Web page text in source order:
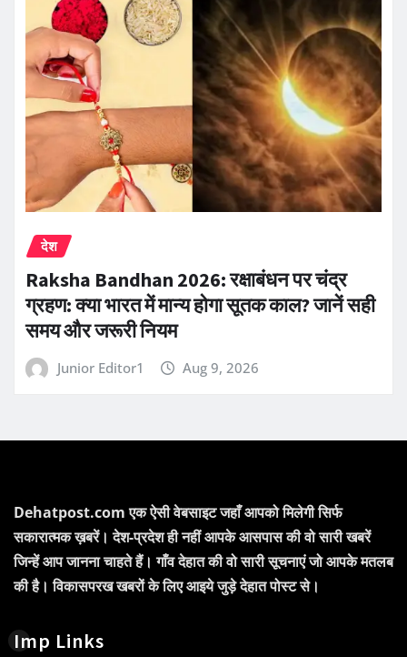
देश
Raksha Bandhan 2026: रक्षाबंधन पर चंद्र
ग्रहण: क्या भारत में मान्य होगा सूतक काल? जानें सही
समय और जरूरी नियम
Junior Editor1 Aug 9, 2026
Dehatpost.com एक ऐसी वेबसाइट जहाँ आपको मिलेगी सिर्फ
सकारात्मक ख़बरें। देश-प्रदेश ही नहीं आपके आसपास की वो सारी खबरें
जिन्हें आप जानना चाहते हैं। गाँव देहात की वो सारी सूचनाएं जो आपके मतलब
की है। विकासपरख खबरों के लिए आइये जुड़े देहात पोस्ट से।
Imp Links